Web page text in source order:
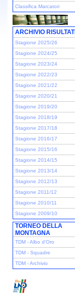
Classifica Marcatori
ARCHIVIO RISULTATI
Stagione 2025/26
Stagione 2024/25
Stagione 2023/24
Stagione 2022/23
Stagione 2021/22
Stagione 2020/21
Stagione 2019/20
Stagione 2018/19
Stagione 2017/18
Stagione 2016/17
Stagione 2015/16
Stagione 2014/15
Stagione 2013/14
Stagione 2012/13
Stagione 2011/12
Stagione 2010/11
Stagione 2009/10
TORNEO DELLA
MONTAGNA
TDM - Albo d'Oro
TDM - Squadre
TDM - Archivio